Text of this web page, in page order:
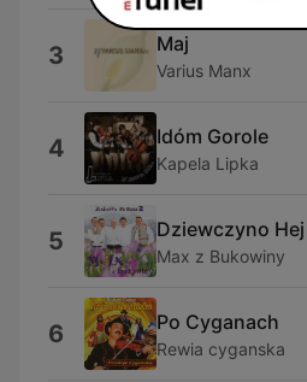
3 Maj
Varius Manx
4 Idóm Gorole
Kapela Lipka
5 Dziewczyno Hej
Max z Bukowiny
6 Po Cyganach
Rewia cyganska